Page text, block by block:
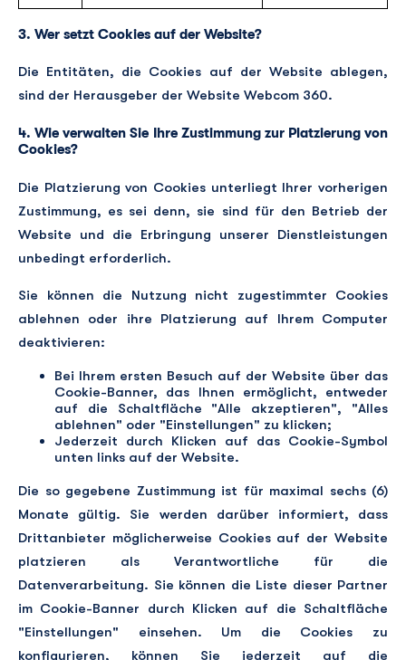
3. Wer setzt Cookies auf der Website?
Die Entitäten, die Cookies auf der Website ablegen,
sind der Herausgeber der Website Webcom 360.
4. Wie verwalten Sie Ihre Zustimmung zur Platzierung von
Cookies?
Die Platzierung von Cookies unterliegt Ihrer vorherigen
Zustimmung, es sei denn, sie sind für den Betrieb der
Website und die Erbringung unserer Dienstleistungen
unbedingt erforderlich.
Sie können die Nutzung nicht zugestimmter Cookies
ablehnen oder ihre Platzierung auf Ihrem Computer
deaktivieren:
Bei Ihrem ersten Besuch auf der Website über das
Cookie-Banner, das Ihnen ermöglicht, entweder
auf die Schaltfläche "Alle akzeptieren", "Alles
ablehnen" oder "Einstellungen" zu klicken;
Jederzeit durch Klicken auf das Cookie-Symbol
unten links auf der Website.
Die so gegebene Zustimmung ist für maximal sechs (6)
Monate gültig. Sie werden darüber informiert, dass
Drittanbieter möglicherweise Cookies auf der Website
platzieren als Verantwortliche für die
Datenverarbeitung. Sie können die Liste dieser Partner
im Cookie-Banner durch Klicken auf die Schaltfläche
"Einstellungen" einsehen. Um die Cookies zu
konfigurieren, können Sie jederzeit auf die